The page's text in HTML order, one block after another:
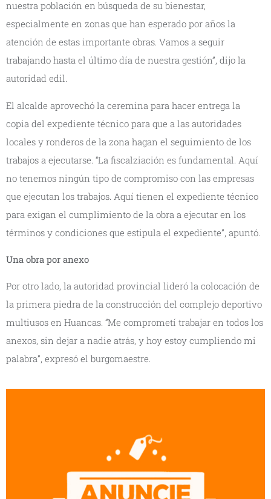
nuestra población en búsqueda de su bienestar,
especialmente en zonas que han esperado por años la
atención de estas importante obras. Vamos a seguir
trabajando hasta el último día de nuestra gestión”, dijo la
autoridad edil.
El alcalde aprovechó la ceremina para hacer entrega la
copia del expediente técnico para que a las autoridades
locales y ronderos de la zona hagan el seguimiento de los
trabajos a ejecutarse. “La fiscalziación es fundamental. Aquí
no tenemos ningún tipo de compromiso con las empresas
que ejecutan los trabajos. Aquí tienen el expediente técnico
para exigan el cumplimiento de la obra a ejecutar en los
términos y condiciones que estipula el expediente”, apuntó.
Una obra por anexo
Por otro lado, la autoridad provincial lideró la colocación de
la primera piedra de la construcción del complejo deportivo
multiusos en Huancas. “Me comprometí trabajar en todos los
anexos, sin dejar a nadie atrás, y hoy estoy cumpliendo mi
palabra”, expresó el burgomaestre.